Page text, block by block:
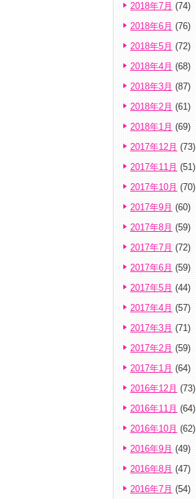
2018年7月 (74)
2018年6月 (76)
2018年5月 (72)
2018年4月 (68)
2018年3月 (87)
2018年2月 (61)
2018年1月 (69)
2017年12月 (73)
2017年11月 (51)
2017年10月 (70)
2017年9月 (60)
2017年8月 (59)
2017年7月 (72)
2017年6月 (59)
2017年5月 (44)
2017年4月 (57)
2017年3月 (71)
2017年2月 (59)
2017年1月 (64)
2016年12月 (73)
2016年11月 (64)
2016年10月 (62)
2016年9月 (49)
2016年8月 (47)
2016年7月 (54)